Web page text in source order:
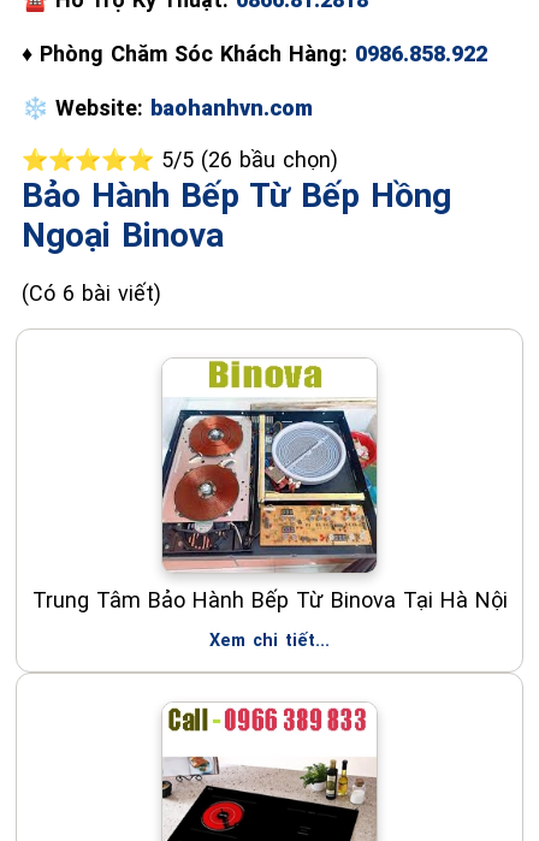
♦ Phòng Chăm Sóc Khách Hàng: 0986.858.922
❄️ Website: baohanhvn.com
⭐⭐⭐⭐⭐ 5/5 (26 bầu chọn)
Bảo Hành Bếp Từ Bếp Hồng
Ngoại Binova
(Có 6 bài viết)
Trung Tâm Bảo Hành Bếp Từ Binova Tại Hà Nội
Xem chi tiết...